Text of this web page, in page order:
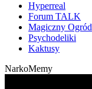
Hyperreal
Forum TALK
Magiczny Ogród
Psychodeliki
Kaktusy
NarkoMemy